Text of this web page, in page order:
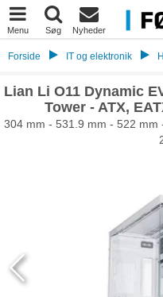
Menu Søg Nyheder
Forside IT og elektronik
Lian Li O11 Dynamic
Tower - ATX,
304 mm - 531.9 mm - 522